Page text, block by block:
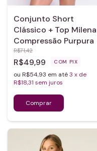
Conjunto Short
Clássico + Top Milena
Compressão Purpura
R$71,42
R$49,99 COM PIX
ou R$54,93 em até3 x de
R$18,31 sem juros